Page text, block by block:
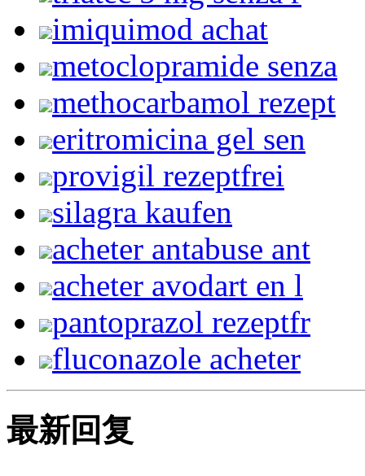
imiquimod achat
metoclopramide senza
methocarbamol rezept
eritromicina gel sen
provigil rezeptfrei
silagra kaufen
acheter antabuse ant
acheter avodart en l
pantoprazol rezeptfr
fluconazole acheter
最新回复